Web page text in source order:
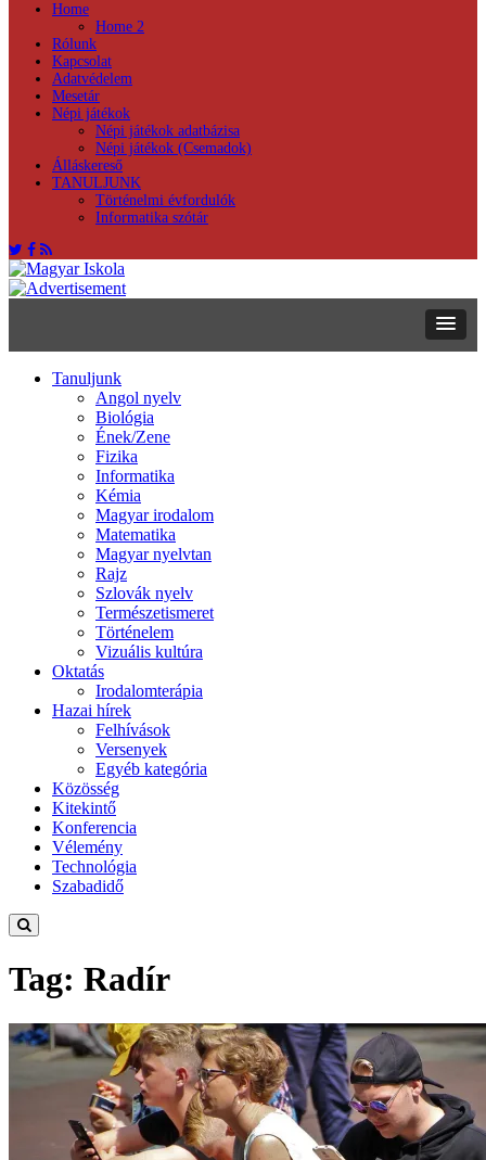
Home
Home 2
Rólunk
Kapcsolat
Adatvédelem
Mesetár
Népi játékok
Népi játékok adatbázisa
Népi játékok (Csemadok)
Álláskereső
TANULJUNK
Történelmi évfordulók
Informatika szótár
Tanuljunk
Angol nyelv
Biológia
Ének/Zene
Fizika
Informatika
Kémia
Magyar irodalom
Matematika
Magyar nyelvtan
Rajz
Szlovák nyelv
Természetismeret
Történelem
Vizuális kultúra
Oktatás
Irodalomterápia
Hazai hírek
Felhívások
Versenyek
Egyéb kategória
Közösség
Kitekintő
Konferencia
Vélemény
Technológia
Szabadidő
Tag: Radír